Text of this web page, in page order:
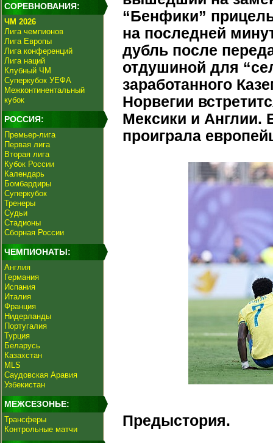
СОРЕВНОВАНИЯ:
ЧМ 2026
Лига чемпионов
Лига Европы
Лига конференций
Лига наций
Клубный ЧМ
Суперкубок УЕФА
Межконтинентальный
кубок
РОССИЯ:
Премьер-лига
Первая лига
Вторая лига
Кубок России
Календарь
Бомбардиры
Суперкубок
Тренеры
Судьи
Стадионы
Сборная России
ЧЕМПИОНАТЫ:
Англия
Германия
Испания
Италия
Франция
Нидерланды
Португалия
Турция
Беларусь
Казахстан
MLS
Саудовская Аравия
Узбекистан
МЕЖСЕЗОНЬЕ:
Трансферы
Контрольные матчи
“Бенфики”
на последней
дубль после
отдушиной для
заработанного
Норвегии
Мексики и Англии.
проиграла
Предыстория.